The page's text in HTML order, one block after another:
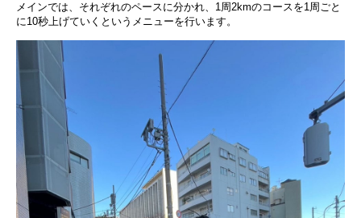
メインでは、それぞれのペースに分かれ、1周2kmのコースを1周ごと
に10秒上げていくというメニューを行います。